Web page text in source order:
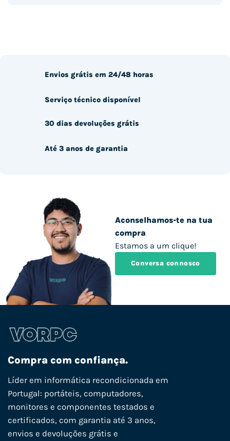
Aconselhamos-te na tua
compra
Estamos a um clique!
Conversa connosco
Envios grátis em 24/48 horas
Serviço técnico disponível
30 dias devoluções grátis
Até 3 anos de garantia
Compra com confiança.
Líder em informática recondicionada em
Portugal: portáteis, computadores,
monitores e componentes testados e
certificados, com garantia até 3 anos,
envios e devoluções grátis e